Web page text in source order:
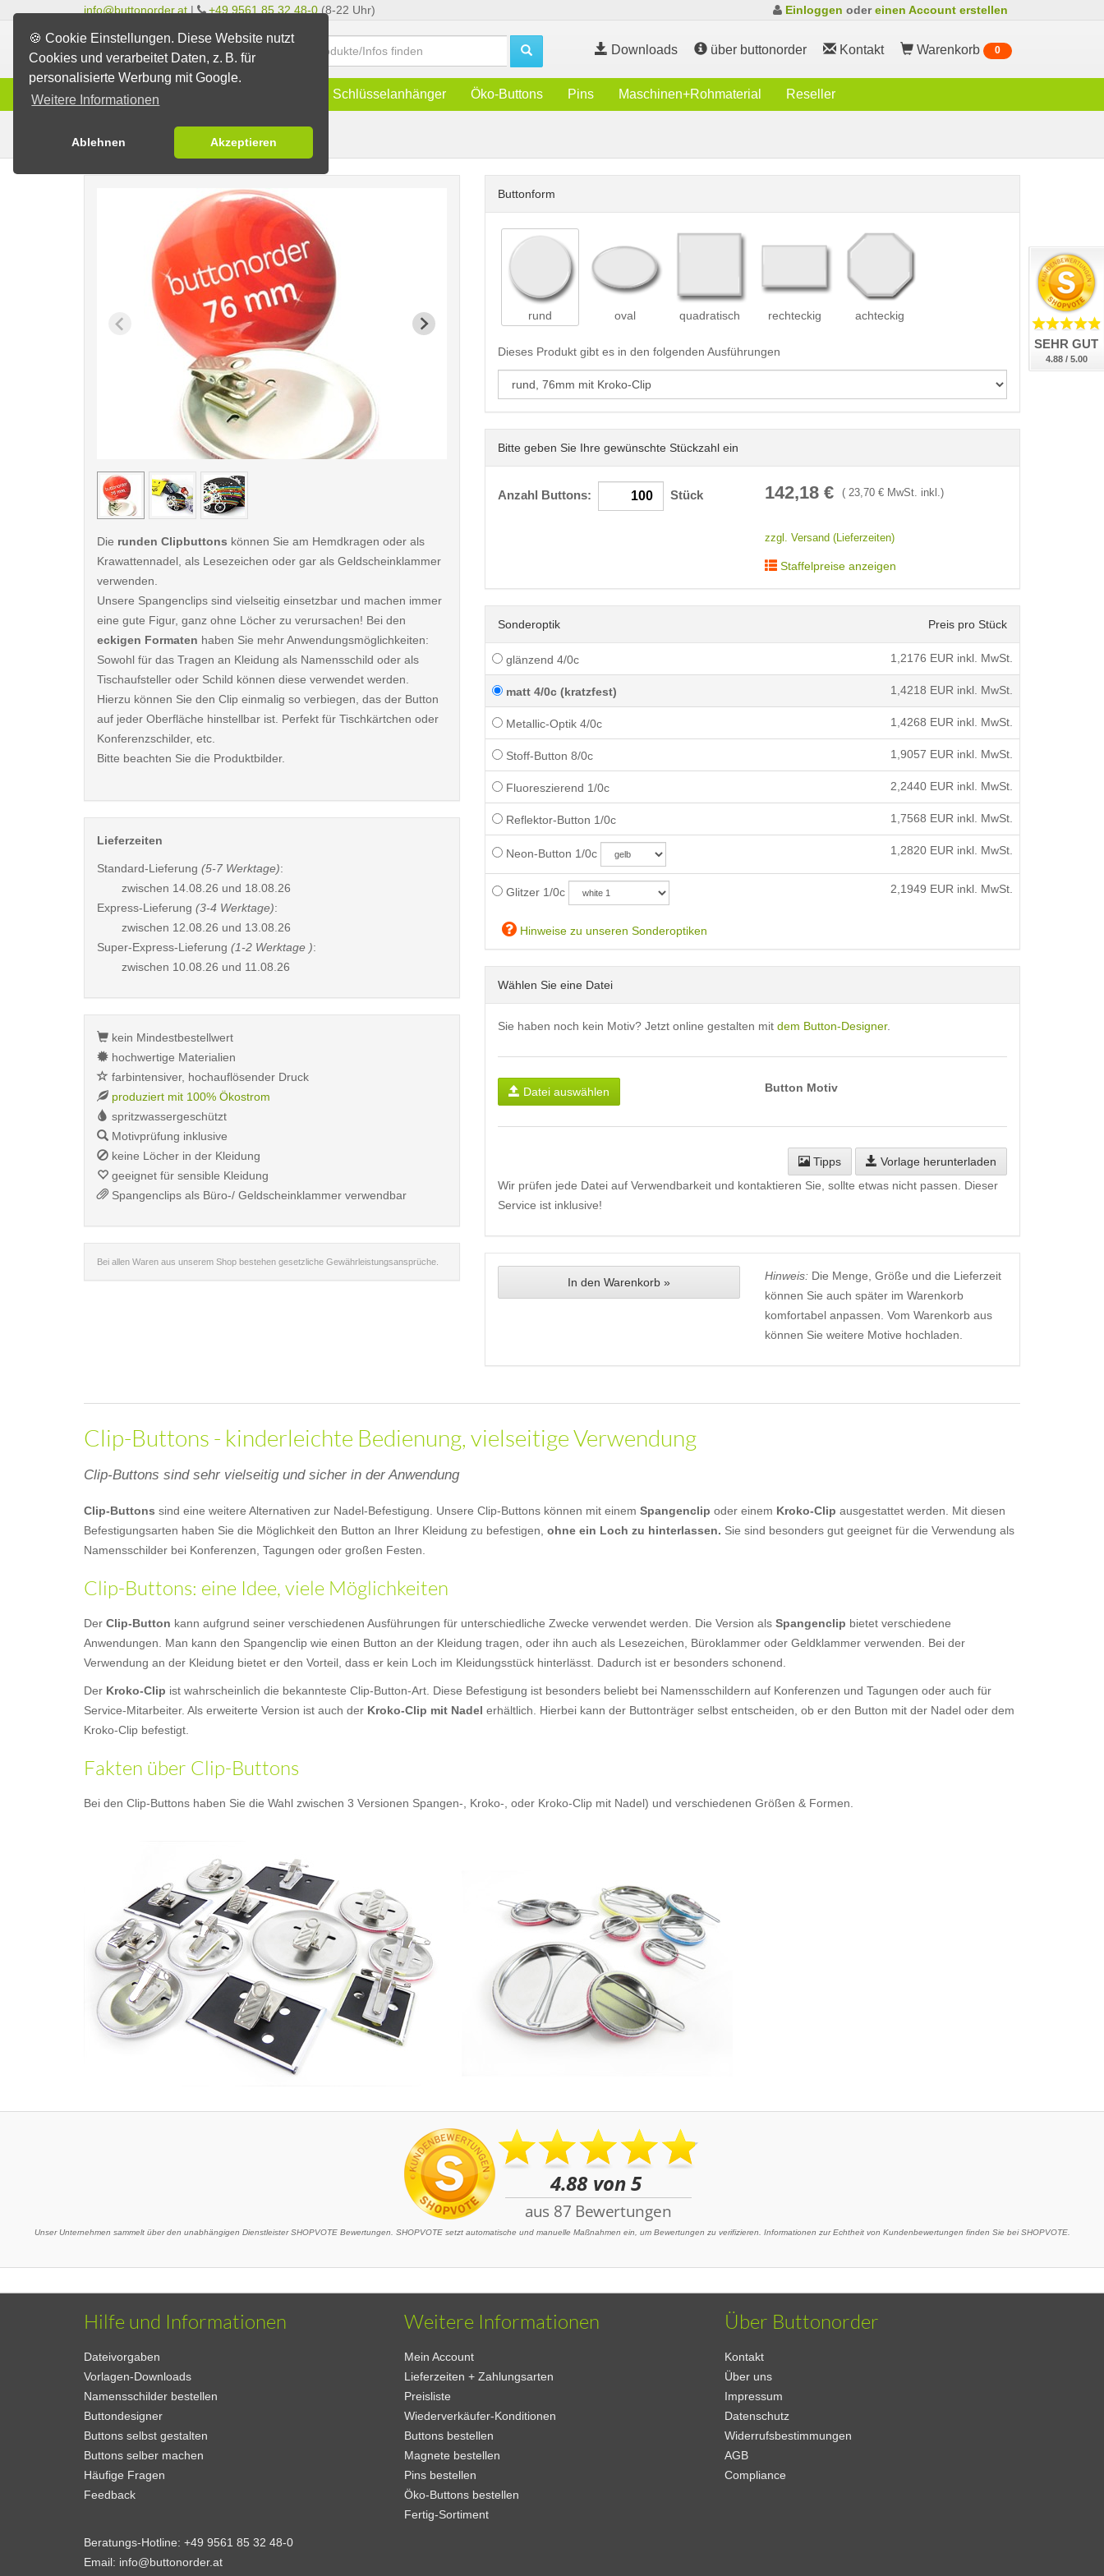
🍪 Cookie Einstellungen. Diese Website nutzt
Cookies und verarbeitet Daten, z. B. für
personalisierte Werbung mit Google.
Weitere Informationen
Ablehnen Akzeptieren
info@buttonorder.at | +49 9561 85 32 48-0 (8-22 Uhr) Einloggen odereinen Account erstellen
Downloads über buttonorder Kontakt Warenkorb 0
Infos Schlüsselanhänger Öko-Buttons Pins Maschinen+Rohmaterial Reseller
Buttons erstellen Clip-Buttons
Buttonform
rund oval quadratisch rechteckig achteckig
Dieses Produkt gibt es in den folgenden Ausführungen
Bitte geben Sie Ihre gewünschte Stückzahl ein
Anzahl Buttons: Stück 142,18€ ( 23,70€ MwSt. inkl.)
zzgl. Versand (Lieferzeiten)
Staffelpreise anzeigen
Sonderoptik Preis pro Stück
glänzend 4/0c 1,2176 EUR inkl. MwSt.
matt 4/0c (kratzfest) 1,4218 EUR inkl. MwSt.
Metallic-Optik 4/0c 1,4268 EUR inkl. MwSt.
Stoff-Button 8/0c 1,9057 EUR inkl. MwSt.
Fluoreszierend 1/0c 2,2440 EUR inkl. MwSt.
Reflektor-Button 1/0c 1,7568 EUR inkl. MwSt.
Neon-Button 1/0c 1,2820 EUR inkl. MwSt.
Glitzer 1/0c 2,1949 EUR inkl. MwSt.
Hinweise zu unseren Sonderoptiken
Wählen Sie eine Datei
Sie haben noch kein Motiv? Jetzt online gestalten mit dem Button-Designer.
Datei auswählen Button Motiv
Tipps
Vorlage herunterladen
Wir prüfen jede Datei auf Verwendbarkeit und kontaktieren Sie, sollte etwas nicht passen. Dieser
Service ist inklusive!
In den Warenkorb » Hinweis:Die Menge, Größe und die Lieferzeit
können Sie auch später im Warenkorb
komfortabel anpassen. Vom Warenkorb aus
können Sie weitere Motive hochladen.
< /picture> < /picture> < /picture>
Die runden Clipbuttons können Sie am Hemdkragen oder als
Krawattennadel, als Lesezeichen oder gar als Geldscheinklammer
verwenden.
Unsere Spangenclips sind vielseitig einsetzbar und machen immer
eine gute Figur, ganz ohne Löcher zu verursachen! Bei den
eckigen Formaten haben Sie mehr Anwendungsmöglichkeiten:
Sowohl für das Tragen an Kleidung als Namensschild oder als
Tischaufsteller oder Schild können diese verwendet werden.
Hierzu können Sie den Clip einmalig so verbiegen, das der Button
auf jeder Oberfläche hinstellbar ist. Perfekt für Tischkärtchen oder
Konferenzschilder, etc.
Bitte beachten Sie die Produktbilder.
Lieferzeiten
Standard-Lieferung (5-7 Werktage):
zwischen 14.08.26 und 18.08.26
Express-Lieferung (3-4 Werktage):
zwischen 12.08.26 und 13.08.26
Super-Express-Lieferung (1-2 Werktage ):
zwischen 10.08.26 und 11.08.26
kein Mindestbestellwert
hochwertige Materialien
farbintensiver, hochauflösender Druck
produziert mit 100% Ökostrom
spritzwassergeschützt
Motivprüfung inklusive
keine Löcher in der Kleidung
geeignet für sensible Kleidung
Spangenclips als Büro-/ Geldscheinklammer verwendbar
Bei allen Waren aus unserem Shop bestehen gesetzliche Gewährleistungsansprüche.
Clip-Buttons - kinderleichte Bedienung, vielseitige Verwendung
Clip-Buttons sind sehr vielseitig und sicher in der Anwendung
Clip-Buttons sind eine weitere Alternativen zur Nadel-Befestigung. Unsere Clip-Buttons können mit einem Spangenclip oder einem Kroko-Clip ausgestattet werden. Mit diesen
Befestigungsarten haben Sie die Möglichkeit den Button an Ihrer Kleidung zu befestigen, ohne ein Loch zu hinterlassen. Sie sind besonders gut geeignet für die Verwendung als
Namensschilder bei Konferenzen, Tagungen oder großen Festen.
Clip-Buttons: eine Idee, viele Möglichkeiten
Der Clip-Button kann aufgrund seiner verschiedenen Ausführungen für unterschiedliche Zwecke verwendet werden. Die Version als Spangenclip bietet verschiedene
Anwendungen. Man kann den Spangenclip wie einen Button an der Kleidung tragen, oder ihn auch als Lesezeichen, Büroklammer oder Geldklammer verwenden. Bei der
Verwendung an der Kleidung bietet er den Vorteil, dass er kein Loch im Kleidungsstück hinterlässt. Dadurch ist er besonders schonend.
Der Kroko-Clip ist wahrscheinlich die bekannteste Clip-Button-Art. Diese Befestigung ist besonders beliebt bei Namensschildern auf Konferenzen und Tagungen oder auch für
Service-Mitarbeiter. Als erweiterte Version ist auch der Kroko-Clip mit Nadel erhältlich. Hierbei kann der Buttonträger selbst entscheiden, ob er den Button mit der Nadel oder dem
Kroko-Clip befestigt.
Fakten über Clip-Buttons
Bei den Clip-Buttons haben Sie die Wahl zwischen 3 Versionen Spangen-, Kroko-, oder Kroko-Clip mit Nadel) und verschiedenen Größen & Formen.
Unser Unternehmen sammelt über den unabhängigen Dienstleister SHOPVOTE Bewertungen. SHOPVOTE setzt automatische und manuelle Maßnahmen ein, um Bewertungen zu verifizieren. Informationen zur Echtheit von Kundenbewertungen finden Sie bei SHOPVOTE.
Hilfe und Informationen
Dateivorgaben
Vorlagen-Downloads
Namensschilder bestellen
Buttondesigner
Buttons selbst gestalten
Buttons selber machen
Häufige Fragen
Feedback
Weitere Informationen
Mein Account
Lieferzeiten + Zahlungsarten
Preisliste
Wiederverkäufer-Konditionen
Buttons bestellen
Magnete bestellen
Pins bestellen
Öko-Buttons bestellen
Fertig-Sortiment
Über Buttonorder
Kontakt
Über uns
Impressum
Datenschutz
Widerrufsbestimmungen
AGB
Compliance
Beratungs-Hotline: +49 9561 85 32 48-0
Email: info@buttonorder.at
SEHR GUT
4.88 / 5.00